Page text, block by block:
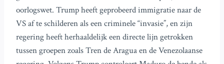
oorlogswet. Trump heeft geprobeerd immigratie naar de
VS af te schilderen als een criminele “invasie”, en zijn
regering heeft herhaaldelijk een directe lijn getrokken
tussen groepen zoals Tren de Aragua en de Venezolaanse